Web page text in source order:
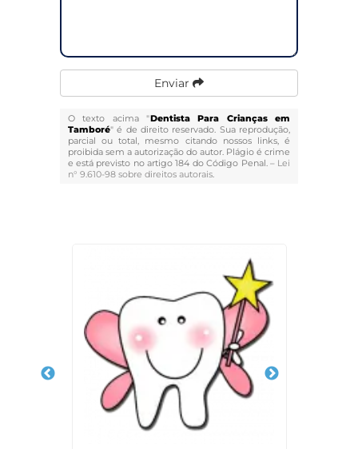
Enviar
O texto acima "Dentista Para Crianças em
Tamboré" é de direito reservado. Sua reprodução,
parcial ou total, mesmo citando nossos links, é
proibida sem a autorização do autor. Plágio é crime
e está previsto no artigo 184 do Código Penal. – Lei
n° 9.610-98 sobre direitos autorais.